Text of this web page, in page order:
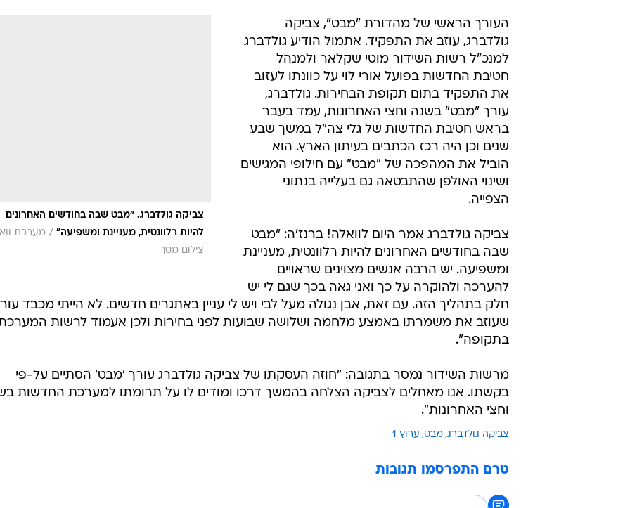
צביקה גולדברג. "מבט שבה בחודשים האחרונים
להיות רלוונטית, מעניינת ומשפיעה" / מערכת
צילום מסך
העורך הראשי של מהדורת "מבט", צביקה
גולדברג, עוזב את התפקיד. אתמול הודיע גולדברג
למנכ"ל רשות השידור מוטי שקלאר ולמנהל
חטיבת החדשות בפועל אורי לוי על כוונתו לעזוב
את התפקיד בתום תקופת הבחירות. גולדברג,
עורך "מבט" בשנה וחצי האחרונות, עמד בעבר
בראש חטיבת החדשות של גלי צה"ל במשך שבע
שנים וכן היה רכז הכתבים בעיתון הארץ. הוא
הוביל את המהפכה של "מבט" עם חילופי המגישים
ושינוי האולפן שהתבטאה גם בעלייה בנתוני
הצפייה.
צביקה גולדברג אמר היום לוואלה! ברנז'ה: "מבט
שבה בחודשים האחרונים להיות רלוונטית, מעניינת
ומשפיעה. יש הרבה אנשים מצוינים שראויים
להערכה ולהוקרה על כך ואני גאה בכך שגם לי יש
חלק בתהליך הזה. עם זאת, אבן נגולה מעל לבי ויש לי עניין באתגרים חדשים. לא הייתי מכבד
שעוזב את משמרתו באמצע מלחמה ושלושה שבועות לפני בחירות ולכן אעמוד לרשות
בתקופה".
מרשות השידור נמסר בתגובה: "חוזה העסקתו של צביקה גולדברג עורך 'מבט' הסתיים על-פי
בקשתו. אנו מאחלים לצביקה הצלחה בהמשך דרכו ומודים לו על תרומתו למערכת החדשות
וחצי האחרונות".
צביקה גולדברג מבט ערוץ 1
טרם התפרסמו תגובות